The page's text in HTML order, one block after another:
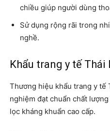
chiều giúp người dùng
Sử dụng rộng rãi trong
nghề.
Khẩu trang y tế Thái
Thương hiệu khẩu trang y tế
nghiệm đạt chuẩn chất
lọc kháng khuẩn cao cấp.